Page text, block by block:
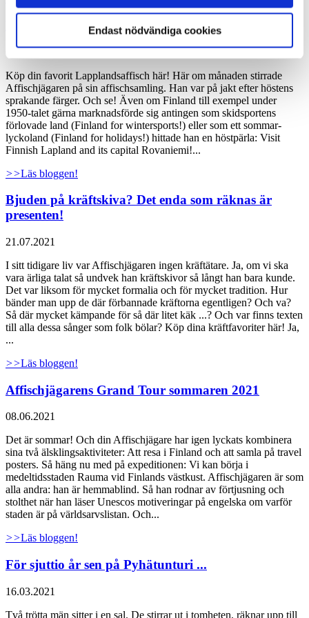
Endast nödvändiga cookies
När ruska-affischen förförde en jägare
04.10.2021
Köp din favorit Lapplandsaffisch här! Här om månaden stirrade
Affischjägaren på sin affischsamling. Han var på jakt efter höstens
sprakande färger. Och se! Även om Finland till exempel under
1950-talet gärna marknadsförde sig antingen som skidsportens
förlovade land (Finland for wintersports!) eller som ett sommar-
lyckoland (Finland for holidays!) hittade han en höstpärla: Visit
Finnish Lapland and its capital Rovaniemi!...
>>Läs bloggen!
Bjuden på kräftskiva? Det enda som räknas är
presenten!
21.07.2021
I sitt tidigare liv var Affischjägaren ingen kräftätare. Ja, om vi ska
vara ärliga talat så undvek han kräftskivor så långt han bara kunde.
Det var liksom för mycket formalia och för mycket tradition. Hur
bänder man upp de där förbannade kräftorna egentligen? Och va?
Så där mycket kämpande för så där litet käk ...? Och var finns texten
till alla dessa sånger som folk bölar? Köp dina kräftfavoriter här! Ja,
...
>>Läs bloggen!
Affischjägarens Grand Tour sommaren 2021
08.06.2021
Det är sommar! Och din Affischjägare har igen lyckats kombinera
sina två älsklingsaktiviteter: Att resa i Finland och att samla på travel
posters. Så häng nu med på expeditionen: Vi kan börja i
medeltidsstaden Rauma vid Finlands västkust. Affischjägaren är som
alla andra: han är hemmablind. Så han rodnar av förtjusning och
stolthet när han läser Unescos motiveringar på engelska om varför
staden är på världsarvslistan. Och...
>>Läs bloggen!
För sjuttio år sen på Pyhätunturi ...
16.03.2021
Två trötta män sitter i en sal. De stirrar ut i tomheten, räknar upp till